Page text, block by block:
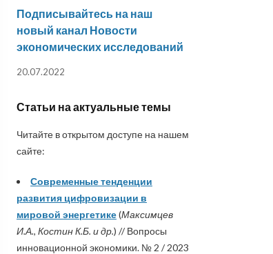
Подписывайтесь на наш
новый канал Новости
экономических исследований
20.07.2022
Статьи на актуальные темы
Читайте в открытом доступе на нашем
сайте:
Современные тенденции
развития цифровизации в
мировой энергетике(Максимцев
И.А., Костин К.Б. и др.) // Вопросы
инновационной экономики. № 2 / 2023